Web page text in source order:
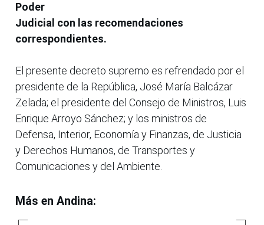
Poder
Judicial con las recomendaciones
correspondientes.
El presente decreto supremo es refrendado por el
presidente de la República, José María Balcázar
Zelada; el presidente del Consejo de Ministros, Luis
Enrique Arroyo Sánchez; y los ministros de
Defensa, Interior, Economía y Finanzas, de Justicia
y Derechos Humanos, de Transportes y
Comunicaciones y del Ambiente.
Más en Andina: